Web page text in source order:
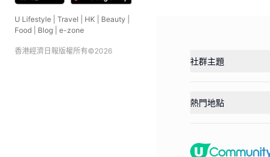
U Lifestyle Travel HK Beauty
Food
Blog e-zone
香港經濟日報版權所有©2026
社群主題
熱門地點